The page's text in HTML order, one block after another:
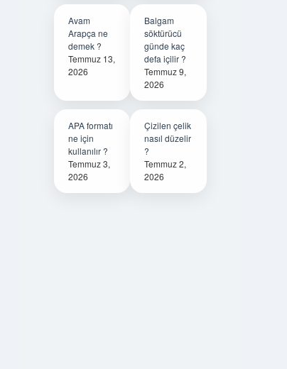
Avam
Arapça ne
demek ?
Temmuz 13,
2026
Balgam
söktürücü
günde kaç
defa içilir ?
Temmuz 9,
2026
APA formatı
ne için
kullanılır ?
Temmuz 3,
2026
Çizilen çelik
nasıl düzelir
?
Temmuz 2,
2026